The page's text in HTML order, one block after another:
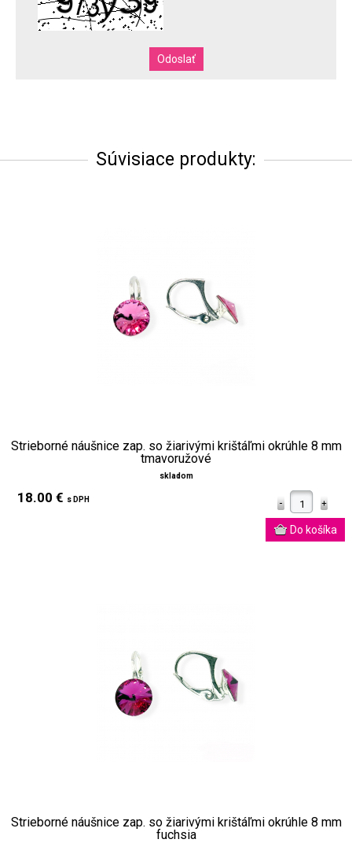
Súvisiace produkty:
Strieborné náušnice zap. so žiarivými krištáľmi okrúhle 8 mm
tmavoružové
skladom
18.00 € s DPH
Strieborné náušnice zap. so žiarivými krištáľmi okrúhle 8 mm
fuchsia